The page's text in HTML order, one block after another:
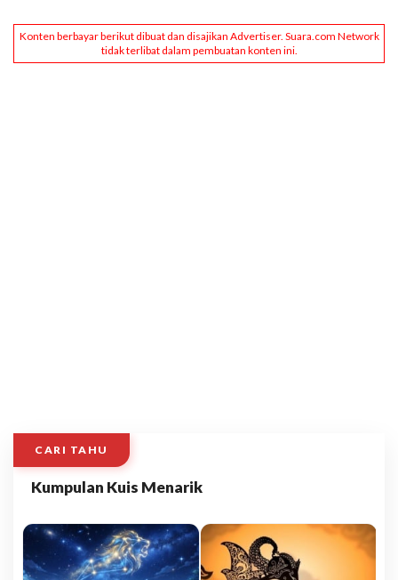
CARI TAHU
Kumpulan Kuis Menarik